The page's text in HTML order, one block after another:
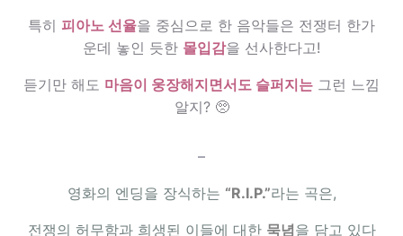
특히 피아노 선율을 중심으로 한 음악들은 전쟁터 한가
운데 놓인 듯한 몰입감을 선사한다고!
듣기만 해도 마음이 웅장해지면서도 슬퍼지는 그런 느낌
알지? 🥺
–
영화의 엔딩을 장식하는 “R.I.P.”라는 곡은,
전쟁의 허무함과 희생된 이들에 대한 묵념을 담고 있다